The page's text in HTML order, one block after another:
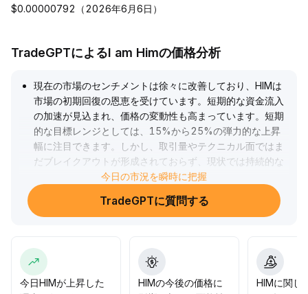
$0.00000792（2026年6月6日）
TradeGPTによるI am Himの価格分析
現在の市場のセンチメントは徐々に改善しており、HIMは
市場の初期回復の恩恵を受けています。短期的な資金流入
の加速が見込まれ、価格の変動性も高まっています。短期
的な目標レンジとしては、15%から25%の弾力的な上昇
幅に注目できます。しかし、取引量やテクニカル面ではま
だブレイクアウトが形成されておらず、現状では持続的な
推進力に欠けています。投資家は、オンチェーンデータと
ファンダメンタルの進捗を併せて確認し、高値からの下落
リスクに注意を払いながら、上昇局面で段階的に利益確定
加投資を検討してください。
今日の市況を瞬時に把握
TradeGPTに質問する
今日HIMが上昇した
HIMの今後の価格に
HIMに関し